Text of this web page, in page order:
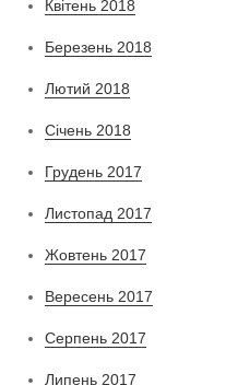
Квітень 2018
Березень 2018
Лютий 2018
Січень 2018
Грудень 2017
Листопад 2017
Жовтень 2017
Вересень 2017
Серпень 2017
Липень 2017